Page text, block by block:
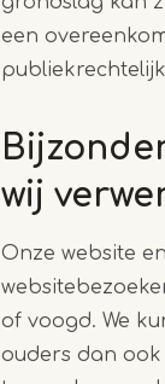
een
wij
Onze website
of voogd. We
ouders dan